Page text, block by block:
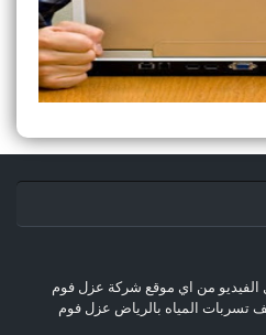
الفيديو من اي موقع شركة عزل فوم
تسربات المياه بالرياض عزل فوم